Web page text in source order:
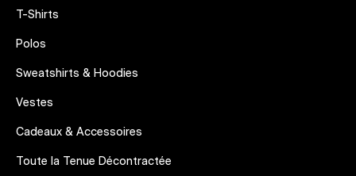
T-Shirts
Polos
Sweatshirts & Hoodies
Vestes
Cadeaux & Accessoires
Toute la Tenue Décontractée